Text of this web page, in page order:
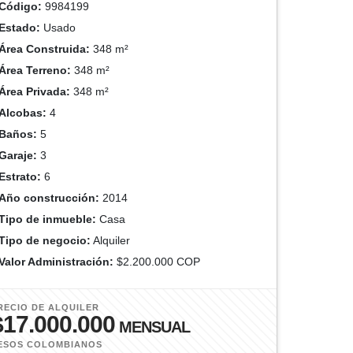
9984199
Usado
Construida: 348 m²
Terreno: 348 m²
Privada: 348 m²
4
5
3
6
construcción: 2014
de inmueble: Casa
de negocio: Alquiler
Administración: $2.200.000 COP
DE ALQUILER
MENSUAL
COLOMBIANOS